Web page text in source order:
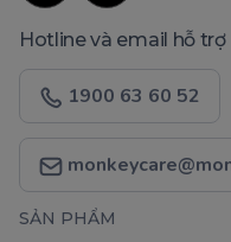
Hotline và email hỗ trợ
1900 63 60 52
SẢN PHẨM